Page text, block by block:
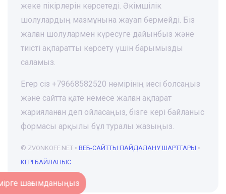
жеке пікірлерін көрсетеді. Әкімшілік
шолулардың мазмұнына жауап бермейді. Біз
жалған шолулармен күресуге дайынбыз және
тиісті ақпаратты көрсету үшін барымызды
саламыз.
Егер сіз +79668582520 нөмірінің иесі болсаңыз
және сайтта қате немесе жалған ақпарат
жарияланған деп ойласаңыз, бізге кері байланыс
формасы арқылы бұл туралы жазыңыз.
© ZVONKOFF.NET • ВЕБ-CАЙТТЫ ПАЙДАЛАНУ ШАРТТАРЫ •
КЕРІ БАЙЛАНЫС
Нөмірге шағымданыңыз